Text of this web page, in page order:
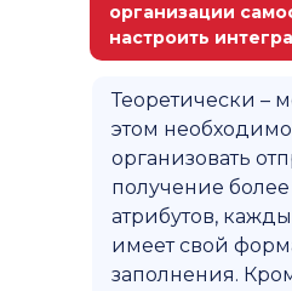
Теоретически –
этом необходимо
организовать
получение более
атрибутов,
имеет свой
заполнения.
организации
настроить